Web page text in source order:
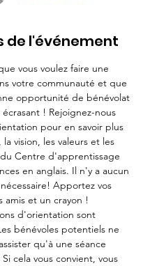
de l'événement
vous voulez faire une
votre communauté et que
opportunité de bénévolat
! Rejoignez-nous
pour en savoir plus
la vision, les valeurs et les
Centre d'apprentissage
en anglais. Il n'y a aucun
Apportez vos
amis et un crayon !
d'orientation sont
bénévoles potentiels ne
qu'à une séance
cela vous convient, vous